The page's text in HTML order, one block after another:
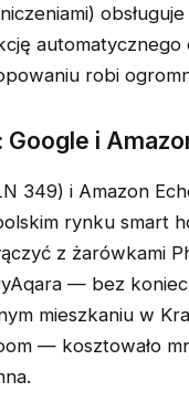
robi
Google i
349) i Amazon
rynku smart
z żarówkami
— bez
mieszkaniu w
— kosztowało